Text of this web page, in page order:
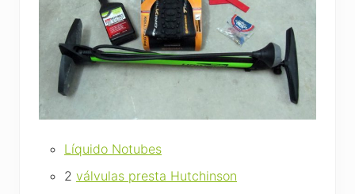
Líquido Notubes
2 válvulas presta Hutchinson